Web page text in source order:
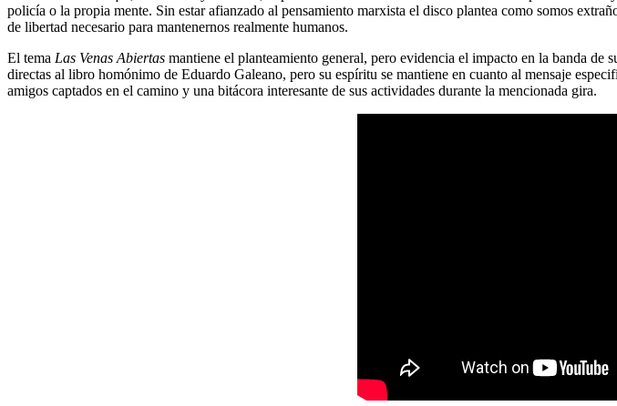
policía o la propia mente. Sin estar afianzado al pensamiento marxista el disco plantea como somos
de libertad necesario para mantenernos realmente humanos.
El tema Las Venas Abiertas mantiene el planteamiento general, pero evidencia el impacto en la banda
directas al libro homónimo de Eduardo Galeano, pero su espíritu se mantiene en cuanto al mensaje
amigos captados en el camino y una bitácora interesante de sus actividades durante la mencionada gira.